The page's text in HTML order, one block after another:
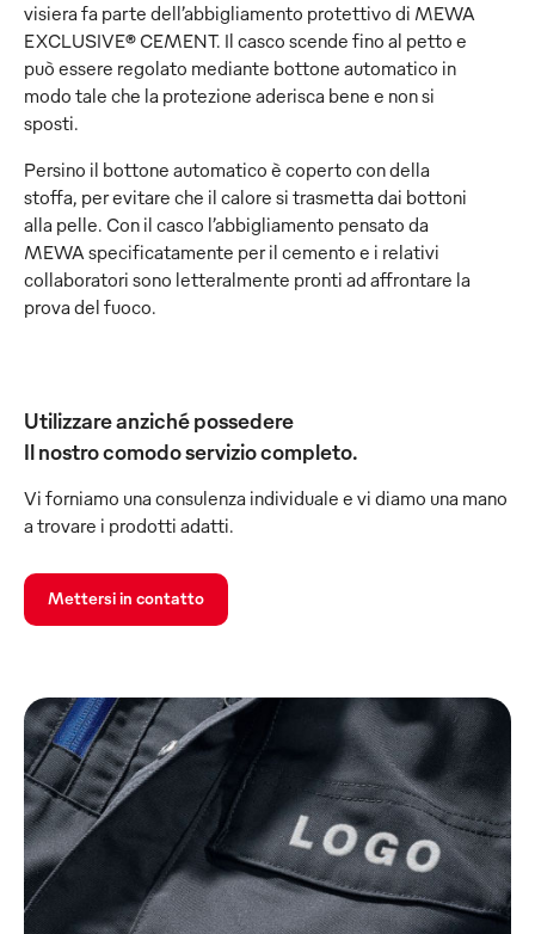
visiera fa parte dell’abbigliamento protettivo di MEWA
EXCLUSIVE® CEMENT. Il casco scende fino al petto e
può essere regolato mediante bottone automatico in
modo tale che la protezione aderisca bene e non si
sposti.
Persino il bottone automatico è coperto con della
stoffa, per evitare che il calore si trasmetta dai bottoni
alla pelle. Con il casco l’abbigliamento pensato da
MEWA specificatamente per il cemento e i relativi
collaboratori sono letteralmente pronti ad affrontare la
prova del fuoco.
Utilizzare anziché possedere
Il nostro comodo servizio completo.
Vi forniamo una consulenza individuale e vi diamo una mano
a trovare i prodotti adatti.
Mettersi in contatto